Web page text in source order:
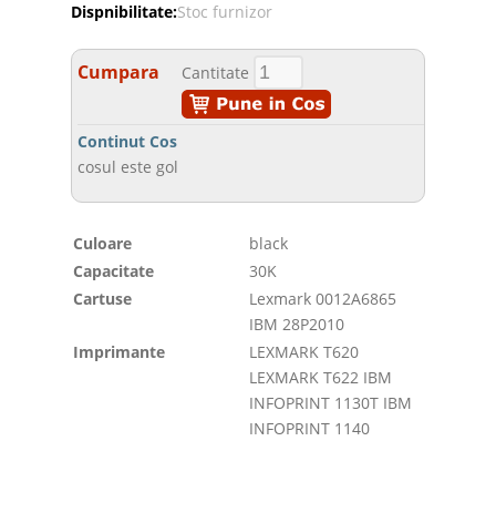
Dispnibilitate:Stoc furnizor
Cumpara Cantitate
Continut Cos
cosul este gol
Culoare
black
Capacitate
30K
Cartuse
Lexmark 0012A6865
IBM 28P2010
Imprimante
LEXMARK T620
LEXMARK T622 IBM
INFOPRINT 1130T IBM
INFOPRINT 1140